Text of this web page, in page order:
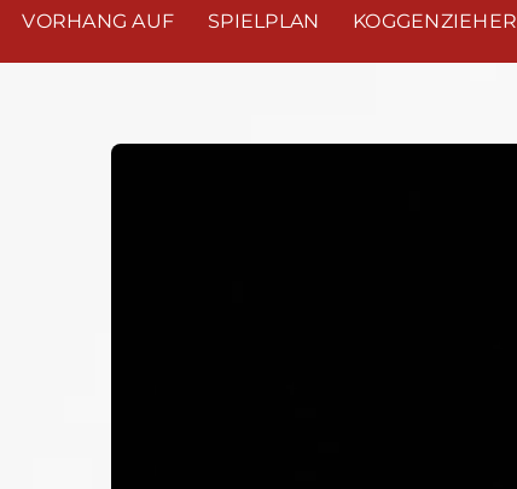
VORHANG AUF SPIELPLAN KOGGENZIEHER